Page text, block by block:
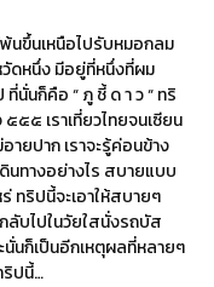
พ้นขึ้นเหนือไปรับหมอกลม
วัดหนึ่ง มีอยู่ที่หนึ่งที่ผม
นั่นก็คือ “ ภู ชี้ ด า ว “ ทริ
๕๕ เราเที่ยวไทยจนเซียน
ายปาก เราจะรู้ค่อนข้าง
นทางอย่างไร สบายแบบ
ทริปนี้จะเอาให้สบายๆ
ลับไปในวัยใสนั่งรถบัส
นั่นก็เป็นอีกเหตุผลที่หลายๆ
ริปนี้…